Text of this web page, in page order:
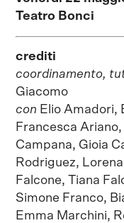
Teatro Bonci
crediti
coordinamento,
Giacomo
con Elio Amadori,
Francesca
Campana, Gioia
Rodriguez,
Falcone, Tiana
Simone Franco,
Emma Marchini,